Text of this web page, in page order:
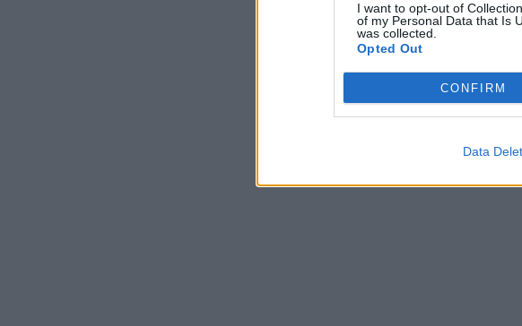
I want to opt-out of
of my Personal Data that Is
was collected.
Opted Out
CONFIRM
Data